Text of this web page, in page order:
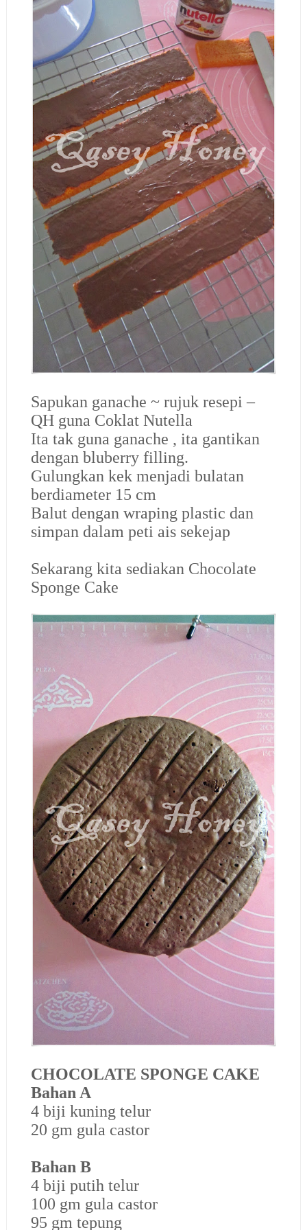
Sapukan ganache ~ rujuk resepi –
QH guna Coklat Nutella
Ita tak guna ganache , ita gantikan
dengan bluberry filling.
Gulungkan kek menjadi bulatan
berdiameter 15 cm
Balut dengan wraping plastic dan
simpan dalam peti ais sekejap
Sekarang kita sediakan Chocolate
Sponge Cake
CHOCOLATE SPONGE CAKE
Bahan A
4 biji kuning telur
20 gm gula castor
Bahan B
4 biji putih telur
100 gm gula castor
95 gm tepung